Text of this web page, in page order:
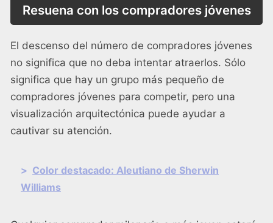
Resuena con los compradores jóvenes
El descenso del número de compradores jóvenes
no significa que no deba intentar atraerlos. Sólo
significa que hay un grupo más pequeño de
compradores jóvenes para competir, pero una
visualización arquitectónica puede ayudar a
cautivar su atención.
> Color destacado: Aleutiano de Sherwin
Williams